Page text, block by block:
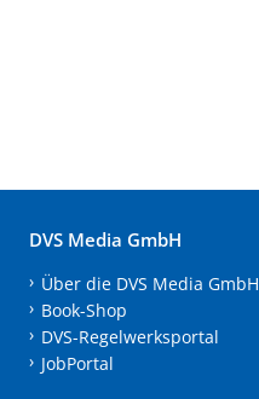
DVS Media GmbH
Über die DVS Media GmbH
Book-Shop
DVS-Regelwerksportal
JobPortal